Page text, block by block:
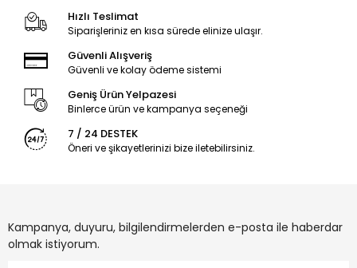
Hızlı Teslimat
Siparişleriniz en kısa sürede elinize ulaşır.
Güvenli Alışveriş
Güvenli ve kolay ödeme sistemi
Geniş Ürün Yelpazesi
Binlerce ürün ve kampanya seçeneği
7 / 24 DESTEK
Öneri ve şikayetlerinizi bize iletebilirsiniz.
Kampanya, duyuru, bilgilendirmelerden e-posta ile haberdar
olmak istiyorum.